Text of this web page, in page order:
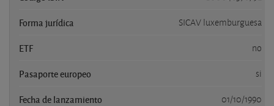
Forma jurídica SICAV luxemburguesa
ETF no
Pasaporte europeo si
Fecha de lanzamiento 01/10/1990